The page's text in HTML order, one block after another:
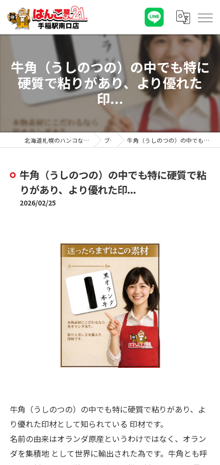
牛角（うしのつの）の中でも特に
硬質で粘りがあり、より優れた
印...
北海道札幌のハンコならはんこ屋さん21手稲駅南口店 ブログ 牛角（うしのつの）の中でも特に硬質で粘りがあり、より優れた印...
牛角（うしのつの）の中でも特に硬質で粘
りがあり、より優れた印...
2026/02/25
牛角（うしのつの）の中でも特に硬質で粘りがあり、よ
り優れた印材として知られている 印材です。
名前の由来はオランダ原産というわけではなく、オラン
ダを集積地 として世界に輸出された為です。牛角とも呼